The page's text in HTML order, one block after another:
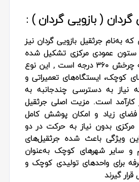
( بازویی گردان ) :
به‌نام جرثقیل بازویی گردان نیز
ستون عمودی مرکزی تشکیل شده
که بازوی آن قادر به چرخش 360 درجه است , این نوع
کوچک، ایستگاه‌های تعمیراتی و
نیاز به دسترسی چندجانبه به
کارآمد است. مزیت اصلی جرثقیل
فضای زیاد و امکان پوشش کامل
بدون نیاز به حرکت در دو
ویژگی باعث شده جرثقیل‌های
و سایر شهرهای کوچک به‌عنوان
برای واحدهای تولیدی کوچک و
گیرند